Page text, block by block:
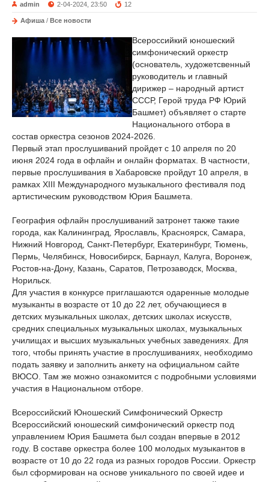
admin 2-04-2024, 23:50 12
Афиша / Все новости
Всероссийкий юношеский
симфонический оркестр
(основатель, художетсвенный
руководитель и главный
дирижер – народный артист
СССР, Герой труда РФ Юрий
Башмет) объявляет о старте
Национального отбора в
состав оркестра сезонов 2024-2026.
Первый этап прослушиваний пройдет с 10 апреля по 20
июня 2024 года в офлайн и онлайн форматах. В частности,
первые прослушивания в Хабаровске пройдут 10 апреля, в
рамках XIII Международного музыкального фестиваля под
артистическим руководством Юрия Башмета.
География офлайн прослушиваний затронет также такие
города, как Калининград, Ярославль, Красноярск, Самара,
Нижний Новгород, Санкт-Петербург, Екатеринбург, Тюмень,
Пермь, Челябинск, Новосибирск, Барнаул, Калуга, Воронеж,
Ростов-на-Дону, Казань, Саратов, Петрозаводск, Москва,
Норильск.
Для участия в конкурсе приглашаются одаренные молодые
музыканты в возрасте от 10 до 22 лет, обучающиеся в
детских музыкальных школах, детских школах искусств,
средних специальных музыкальных школах, музыкальных
училищах и высших музыкальных учебных заведениях. Для
того, чтобы принять участие в прослушиваниях, необходимо
подать заявку и заполнить анкету на официальном сайте
ВЮСО. Там же можно ознакомится с подробными условиями
участия в Национальном отборе.
Всероссийский Юношеский Симфонический Оркестр
Всероссийский юношеский симфонический оркестр под
управлением Юрия Башмета был создан впервые в 2012
году. В составе оркестра более 100 молодых музыкантов в
возрасте от 10 до 22 года из разных городов России. Оркестр
был сформирован на основе уникального по своей идее и